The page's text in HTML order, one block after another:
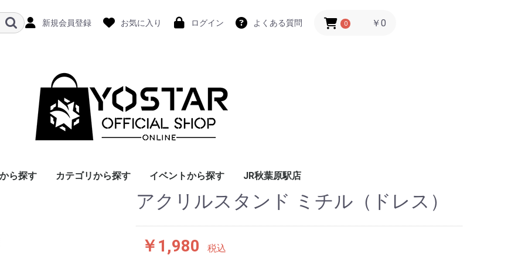
新規会員登録 お気に入り ログイン よくある質問 0 ￥0
ら探す カテゴリから探す イベントから探す JR秋葉原駅店
アクリルスタンド ミチル（ドレス）
￥1,980 税込